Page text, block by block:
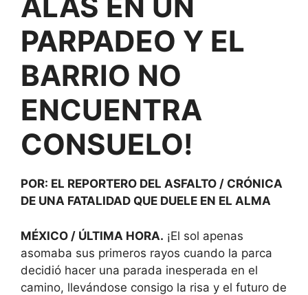
PARPADEO Y EL
BARRIO NO
ENCUENTRA
CONSUELO!
POR: EL REPORTERO DEL ASFALTO / CRÓNICA
DE UNA FATALIDAD QUE DUELE EN EL ALMA
MÉXICO / ÚLTIMA HORA. ¡El sol apenas
asomaba sus primeros rayos cuando la parca
decidió hacer una parada inesperada en el
camino, llevándose consigo la risa y el futuro de